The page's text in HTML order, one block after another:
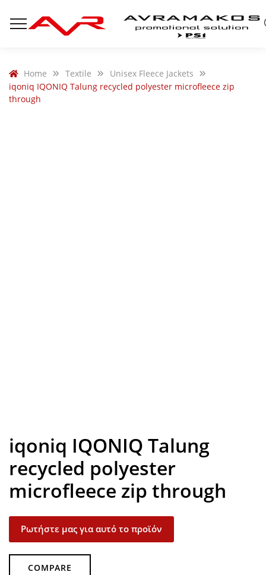
Home Textile
Unisex Fleece Jackets
iqoniq IQONIQ Talung recycled polyester microfleece zip
through
iqoniq IQONIQ Talung
recycled polyester
microfleece zip through
Ρωτήστε μας για αυτό το προϊόν
COMPARE